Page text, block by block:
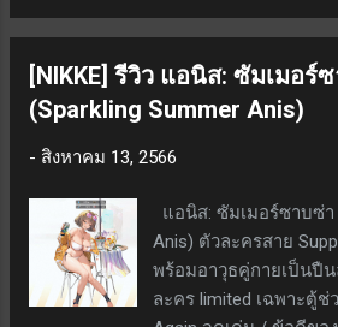
และตรึงขาเป็นเวลา 2.5
เติมสูงสุด 131.34%; เปิ
เปลี่ยนไปตามจำนวนครั้
เอฟเฟกต์จะเกิดขึ้นซ้ำ ๆ
วินาที สามครั้ง: ลด CD เ
วินาที ส่งผลกับศัตรูแบ
สูงสุด 105.82% ของ
ศัตรูธาตุสายฟ้า - ดีบัฟ
สูงสุด 5.64% ทับซ้อนได้
[NIKKE] รีวิว แอนิส: ซัมเมอร์
(Sparkling Summer Anis)
- สิงหาคม 13, 2566
แอนิส: ซัมเมอร์ซาบซ่า
Anis) ตัวละครสาย
พร้อมอาวุธคู่กายเป็นปืน
ละคร limited เฉพาะตู้ช่